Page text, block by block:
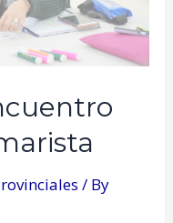
/ By